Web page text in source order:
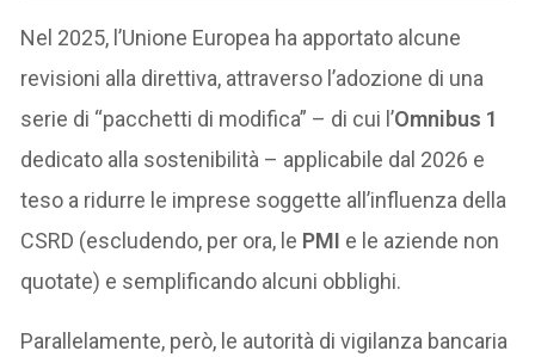
Nel 2025, l’Unione Europea ha apportato alcune
revisioni alla direttiva, attraverso l’adozione di una
serie di “pacchetti di modifica” – di cui l’Omnibus 1
dedicato alla sostenibilità – applicabile dal 2026 e
teso a ridurre le imprese soggette all’influenza della
CSRD (escludendo, per ora, le PMI e le aziende non
quotate) e semplificando alcuni obblighi.
Parallelamente, però, le autorità di vigilanza bancaria